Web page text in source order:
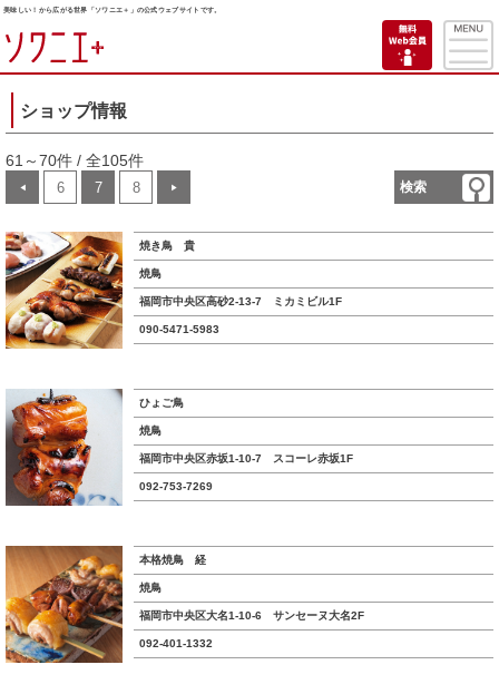
美味しい！から広がる世界「ソワニエ＋」の公式ウェブサイトです。
ショップ情報
61～70件 / 全105件
検索
◀ 6 7 8 ▶
焼き鳥 貴
焼鳥
福岡市中央区高砂2-13-7 ミカミビル1F
090-5471-5983
ひょご鳥
焼鳥
福岡市中央区赤坂1-10-7 スコーレ赤坂1F
092-753-7269
本格焼鳥 経
焼鳥
福岡市中央区大名1-10-6 サンセーヌ大名2F
092-401-1332